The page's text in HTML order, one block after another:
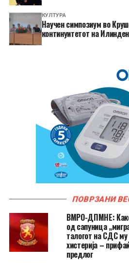
КУЛТУРА
Научен симпозиум во
континуитетот на Илинден
ПОВРЗАНИ
ВМРО-ДПМНЕ:
од сапуница
талогот на СДС му
хистерија –
предлог